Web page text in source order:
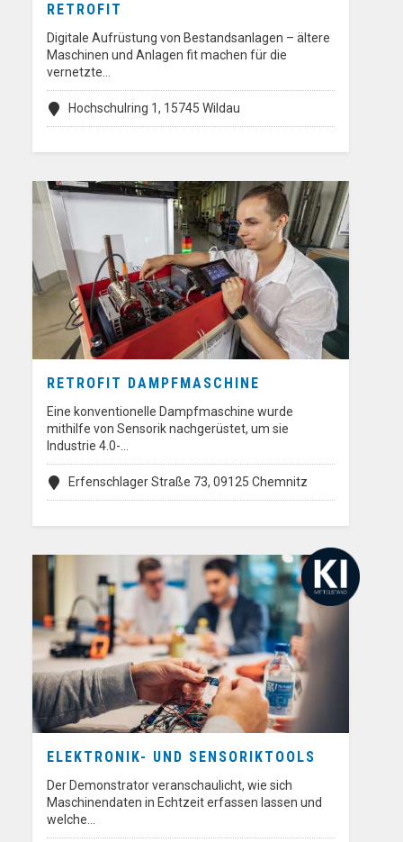
RETROFIT
Digitale Aufrüstung von Bestandsanlagen – ältere
Maschinen und Anlagen fit machen für die
vernetzte…
Hochschulring 1, 15745 Wildau
RETROFIT DAMPFMASCHINE
Eine konventionelle Dampfmaschine wurde
mithilfe von Sensorik nachgerüstet, um sie
Industrie 4.0-…
Erfenschlager Straße 73, 09125 Chemnitz
ELEKTRONIK- UND SENSORIKTOOLS
Der Demonstrator veranschaulicht, wie sich
Maschinendaten in Echtzeit erfassen lassen und
welche…